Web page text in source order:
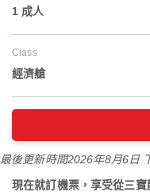
1 成人
Class
經濟艙
最後更新時間2026年8月6日
現在就訂機票，享受從三